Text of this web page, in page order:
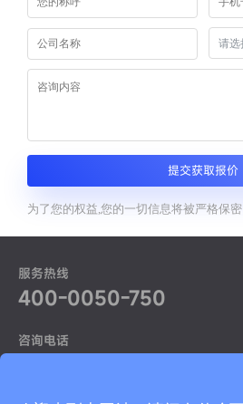
提交获取报价
为了您的权益,您的一切信息将被严格保密
服务热线
400-0050-750
咨询电话
021-52968370